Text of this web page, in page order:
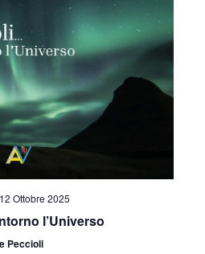
12 Ottobre 2025
l’Universo
Peccioli